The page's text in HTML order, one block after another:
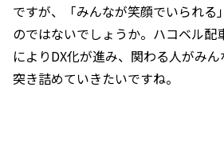
ですが、「みんなが笑顔でいられる
のではないでしょうか。ハコベル配
によりDX化が進み、関わる人がみ
突き詰めていきたいですね。